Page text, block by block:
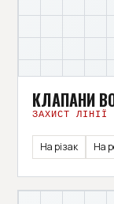
КЛАПАНИ
ЗАХИСТ ЛІНІЇ
На різак На